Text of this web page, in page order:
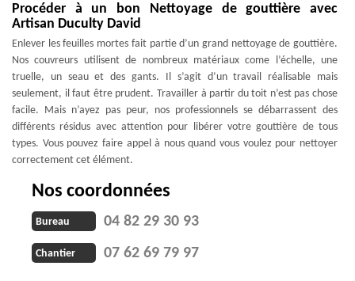
Procéder à un bon Nettoyage de gouttière avec
Artisan Duculty David
Enlever les feuilles mortes fait partie d’un grand nettoyage de gouttière.
Nos couvreurs utilisent de nombreux matériaux come l’échelle, une
truelle, un seau et des gants. Il s’agit d’un travail réalisable mais
seulement, il faut être prudent. Travailler à partir du toit n’est pas chose
facile. Mais n’ayez pas peur, nos professionnels se débarrassent des
différents résidus avec attention pour libérer votre gouttière de tous
types. Vous pouvez faire appel à nous quand vous voulez pour nettoyer
correctement cet élément.
Nos coordonnées
Bureau 04 82 29 30 93
Chantier 07 62 69 79 97